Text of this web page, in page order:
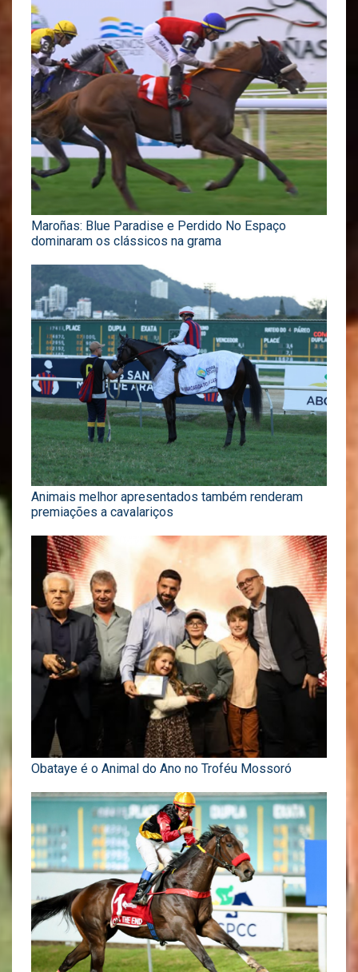
Maroñas: Blue Paradise e Perdido No Espaço
dominaram os clássicos na grama
Animais melhor apresentados também renderam
premiações a cavalariços
Obataye é o Animal do Ano no Troféu Mossoró